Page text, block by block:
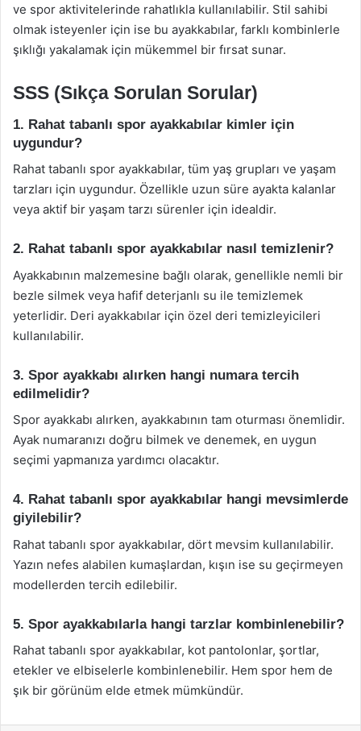
ve spor aktivitelerinde rahatlıkla kullanılabilir. Stil sahibi
olmak isteyenler için ise bu ayakkabılar, farklı kombinlerle
şıklığı yakalamak için mükemmel bir fırsat sunar.
SSS (Sıkça Sorulan Sorular)
1. Rahat tabanlı spor ayakkabılar kimler için
uygundur?
Rahat tabanlı spor ayakkabılar, tüm yaş grupları ve yaşam
tarzları için uygundur. Özellikle uzun süre ayakta kalanlar
veya aktif bir yaşam tarzı sürenler için idealdir.
2. Rahat tabanlı spor ayakkabılar nasıl temizlenir?
Ayakkabının malzemesine bağlı olarak, genellikle nemli bir
bezle silmek veya hafif deterjanlı su ile temizlemek
yeterlidir. Deri ayakkabılar için özel deri temizleyicileri
kullanılabilir.
3. Spor ayakkabı alırken hangi numara tercih
edilmelidir?
Spor ayakkabı alırken, ayakkabının tam oturması önemlidir.
Ayak numaranızı doğru bilmek ve denemek, en uygun
seçimi yapmanıza yardımcı olacaktır.
4. Rahat tabanlı spor ayakkabılar hangi mevsimlerde
giyilebilir?
Rahat tabanlı spor ayakkabılar, dört mevsim kullanılabilir.
Yazın nefes alabilen kumaşlardan, kışın ise su geçirmeyen
modellerden tercih edilebilir.
5. Spor ayakkabılarla hangi tarzlar kombinlenebilir?
Rahat tabanlı spor ayakkabılar, kot pantolonlar, şortlar,
etekler ve elbiselerle kombinlenebilir. Hem spor hem de
şık bir görünüm elde etmek mümkündür.